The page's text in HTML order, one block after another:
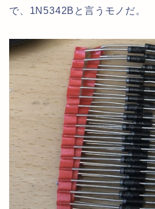
で、1N5342Bと言うモノだ。